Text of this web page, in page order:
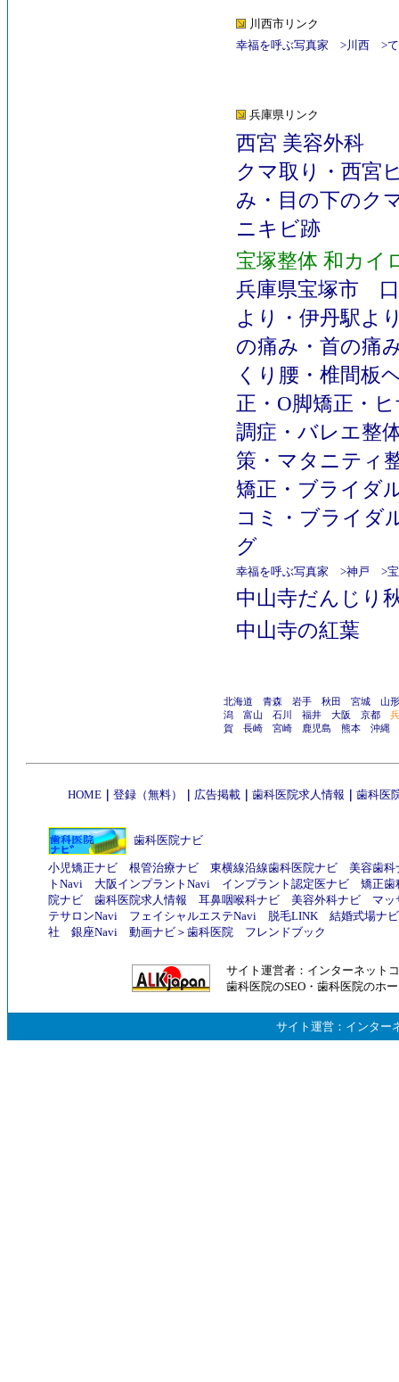
川西市リンク
幸福を呼ぶ写真家 >川西>
兵庫県リンク
西宮 美容外科
クマ取り
・ 西宮
み ・ 目の下のク
ニキビ跡
宝塚整体 和カイ
兵庫県宝塚市
より
・ 伊丹駅よ
の痛み ・ 首の痛
くり腰・ 椎間板
正 ・ O脚矯正 ・
調症 ・ バレエ整
策 ・ マタニティ
矯正 ・ ブライダ
コミ
・ ブライダ
グ
幸福を呼ぶ写真家 >神戸 >
中山寺だんじり
中山寺の紅葉
北海道 青森 岩手 秋田 宮城
山形
潟
富山 石川 福井 大阪 京都
賀
長崎 宮崎 鹿児島 熊本 沖縄
HOME 登録（無料） 広告掲載 歯科医院求人情報 歯科医
歯科医院ナビ
小児矯正ナビ 根管治療ナビ 東横線沿線歯科医院ナビ
美容歯科
トNavi
大阪インプラントNavi インプラント認定医ナビ
矯正歯
院ナビ
歯科医院求人情報 耳鼻咽喉科ナビ 美容外科ナビ
マッ
テサロンNavi
フェイシャルエステNavi 脱毛LINK
結婚式場ナビ
社
銀座Navi 動画ナビ ＞ 歯科医院 フレンドブック
サイト運営者： インターネット
歯科医院のSEO ・ 歯科医院のホ
サイト運営： インター